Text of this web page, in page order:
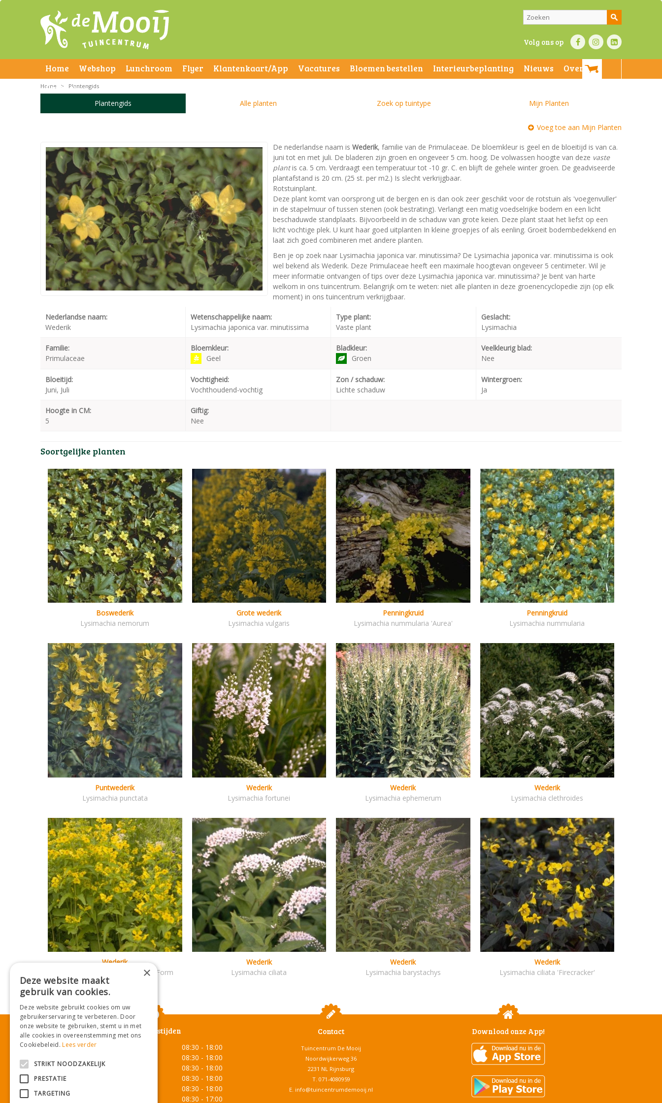
Volg ons op
Home Webshop Lunchroom Flyer Klantenkaart/App Vacatures Bloemen bestellen Interieurbeplanting Nieuws
Over ons
Contact
Home > Plantengids
Plantengids Alle planten Zoek op tuintype Mijn Planten
Voeg toe aan Mijn Planten
De nederlandse naam is Wederik, familie van de Primulaceae. De bloemkleur is geel en de bloeitijd is van ca.
juni tot en met juli. De bladeren zijn groen en ongeveer 5 cm. hoog. De volwassen hoogte van deze vaste
plantis ca. 5 cm. Verdraagt een temperatuur tot -10 gr. C. en blijft de gehele winter groen. De geadviseerde
plantafstand is 20 cm. (25 st. per m2.) Is slecht verkrijgbaar.
Rotstuinplant.
Deze plant komt van oorsprong uit de bergen en is dan ook zeer geschikt voor de rotstuin als 'voegenvuller'
in de stapelmuur of tussen stenen (ook bestrating). Verlangt een matig voedselrijke bodem en een licht
beschaduwde standplaats. Bijvoorbeeld in de schaduw van grote keien. Deze plant staat het liefst op een
licht vochtige plek. U kunt haar goed uitplanten In kleine groepjes of als eenling. Groeit bodembedekkend en
laat zich goed combineren met andere planten.
Ben je op zoek naar Lysimachia japonica var. minutissima? De Lysimachia japonica var. minutissima is ook
wel bekend als Wederik. Deze Primulaceae heeft een maximale hoogtevan ongeveer 5 centimeter. Wil je
meer informatie ontvangen of tips over deze Lysimachia japonica var. minutissima? Je bent van harte
welkom in ons tuincentrum. Belangrijk om te weten: niet alle planten in deze groenencyclopedie zijn (op elk
moment) in ons tuincentrum verkrijgbaar.
Nederlandse naam:
Wederik
Wetenschappelijke naam:
Lysimachia japonica var. minutissima
Type plant:
Vaste plant
Geslacht:
Lysimachia
Familie:
Primulaceae
Bloemkleur:
Geel
Bladkleur:
Groen
Veelkleurig blad:
Nee
Bloeitijd:
Juni, Juli
Vochtigheid:
Vochthoudend-vochtig
Zon / schaduw:
Lichte schaduw
Wintergroen:
Ja
Hoogte in CM:
5
Giftig:
Nee
Soortgelijke planten
Boswederik
Lysimachia nemorum
Grote wederik
Lysimachia vulgaris
Penningkruid
Lysimachia nummularia 'Aurea'
Penningkruid
Lysimachia nummularia
Puntwederik
Lysimachia punctata
Wederik
Lysimachia fortunei
Wederik
Lysimachia ephemerum
Wederik
Lysimachia clethroides
Wederik
Lysimachia ciliata Dark Leaved Form
Wederik
Lysimachia ciliata
Wederik
Lysimachia barystachys
Wederik
Lysimachia ciliata 'Firecracker'
Openingstijden
Maandag
08:30 - 18:00
08:30 - 18:00
Woensdag
08:30 - 18:00
08:30 - 18:00
08:30 - 18:00
08:30 - 17:00
Contact
Tuincentrum De Mooij
Noordwijkerweg 36
2231 NL Rijnsburg
T. 071-4080959
E. info@tuincentrumdemooij.nl
Download onze App!
×
Deze website maakt
gebruik van cookies.
Deze website gebruikt cookies om uw
gebruikerservaring te verbeteren. Door
onze website te gebruiken, stemt u in met
alle cookies in overeenstemming met ons
Cookiebeleid.Lees verder
STRIKT NOODZAKELIJK
PRESTATIE
TARGETING